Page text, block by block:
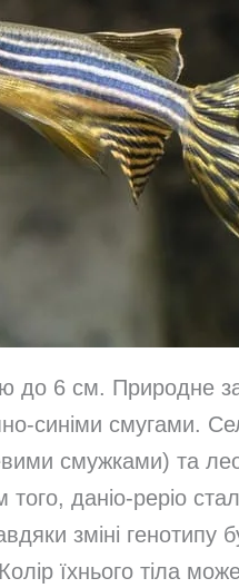
до 6 см. Природне
синіми смугами.
смужками) та
того, даніо-реріо
зміні генотипу
їхнього тіла